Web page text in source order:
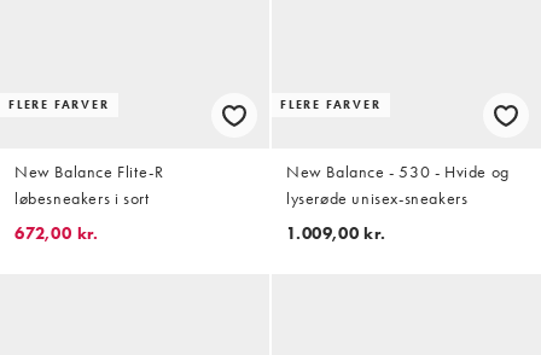
FLERE FARVER
New Balance Flite-R
løbesneakers i sort
672,00 kr.
FLERE FARVER
New Balance - 530 - Hvide og
lyserøde unisex-sneakers
1.009,00 kr.